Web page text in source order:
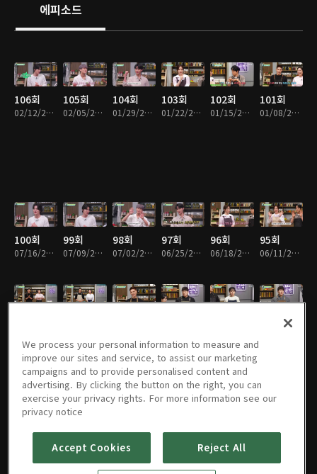
에피소드
106회
02/12/2023 • 26분
105회
02/05/2023 • 26분
104회
01/29/2023 • 27분
103회
01/22/2023 • 30분
102회
01/15/2023 • 29분
101회
01/08/2023 • 28분
100회
07/16/2022 • 26분
99회
07/09/2022 • 26분
98회
07/02/2022 • 26분
97회
06/25/2022 • 27분
96회
06/18/2022 • 30분
95회
06/11/2022 • 29분
88회
05/14/2022 • 15분
87회 86회 85회 84회 83회
We process your personal information to measure and
improve our sites and service, to assist our marketing
campaigns and to provide personalised content and
advertising. By clicking the button on the right, you can
exercise your privacy rights. For more information see our
privacy notice
Accept Cookies Reject All